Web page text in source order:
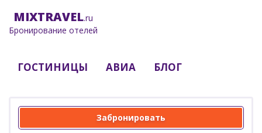
MIXTRAVEL.ru
Бронирование отелей
ГОСТИНИЦЫ АВИА БЛОГ
Забронировать